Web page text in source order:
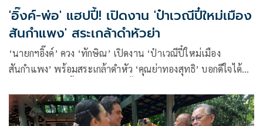
'อิ๊งค์-พ่อ' แฮปปี้! เปิดงาน 'ป๋าเวณีปี๋ใหม่เมือง
สันกำแพง' สระเกล้าดำหัวย่า
‘นายกฯอิ๊งค์’ ควง ‘ทักษิณ’ เปิดงาน ‘ป๋าเวณีปี๋ใหม่เมือง
สันกำแพง’ พร้อมสระเกล้าดำหัว ‘คุณย่าทองสุทธิ’ บอกดีใจได้